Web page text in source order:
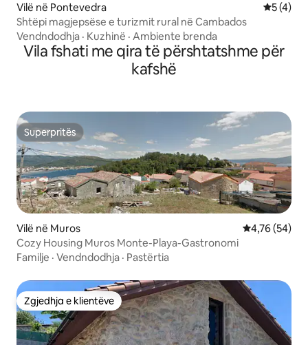
Vilë në Pontevedra
5 (4)
Shtëpi magjepsëse e turizmit rural në Cambados
Vendndodhja · Kuzhinë · Ambiente brenda
Vila fshati me qira të përshtatshme për
kafshë
Superpritës
Superpritës
Vilë në Muros Vlerësimi
4,76 (54)
Cozy Housing Muros Monte-Playa-Gastronomi
Familje · Vendndodhja · Pastërtia
Zgjedhja e klientëve
Zgjedhja e klientëve